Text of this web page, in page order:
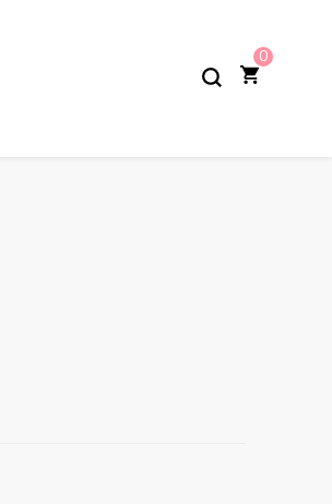
0